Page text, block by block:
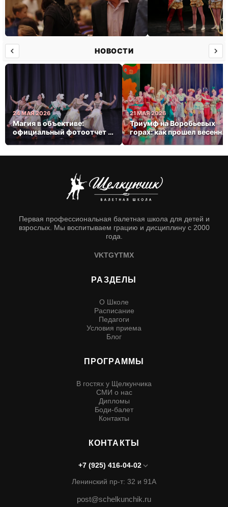
НОВОСТИ
24 МАЯ 2026
Магия в объективе:
официальный фотоотчет с
весеннего триумфа
21 МАЯ 2026
Триумф на Воробьевых
горах: как прошел
концерт балетной школы
Первая профессиональная балетная школа для детей и
взрослых. Мы воспитываем грацию и дисциплину с 2000
года.
VKTGYTMX
РАЗДЕЛЫ
О Школе
Расписание
Педагоги
Условия приема
Блог
ПРОГРАММЫ
В гостях у Щелкунчика
СМИ о нас
Дипломы
Боди-балет
Контакты
КОНТАКТЫ
+7 (925) 416-04-02
Ленинский пр-т: 32 и 91А
post@schelkunchik.ru